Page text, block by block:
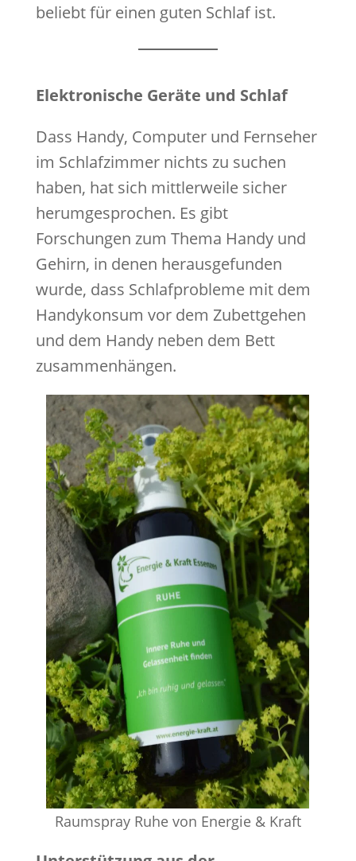
beliebt für einen guten Schlaf ist.
Elektronische Geräte und Schlaf
Dass Handy, Computer und Fernseher
im Schlafzimmer nichts zu suchen
haben, hat sich mittlerweile sicher
herumgesprochen. Es gibt
Forschungen zum Thema Handy und
Gehirn, in denen herausgefunden
wurde, dass Schlafprobleme mit dem
Handykonsum vor dem Zubettgehen
und dem Handy neben dem Bett
zusammenhängen.
Raumspray Ruhe von Energie & Kraft